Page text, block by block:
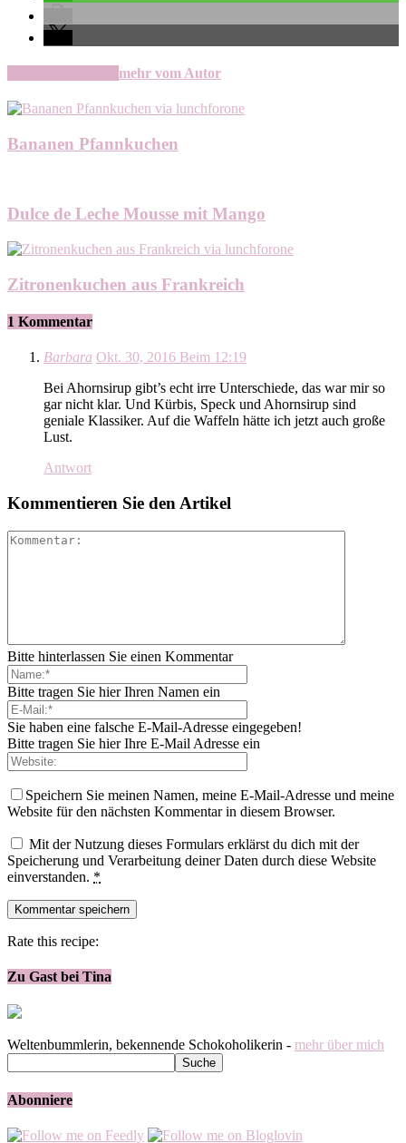
mehr vom Autor
Bananen Pfannkuchen
Dulce de Leche Mousse mit Mango
Zitronenkuchen aus Frankreich
1 Kommentar
Barbara Okt. 30, 2016 Beim 12:19
Bei Ahornsirup gibt’s echt irre Unterschiede, das war mir so
gar nicht klar. Und Kürbis, Speck und Ahornsirup sind
geniale Klassiker. Auf die Waffeln hätte ich jetzt auch große
Lust.
Antwort
Kommentieren Sie den Artikel
Bitte hinterlassen Sie einen Kommentar
Bitte tragen Sie hier Ihren Namen ein
Sie haben eine falsche E-Mail-Adresse eingegeben!
Bitte tragen Sie hier Ihre E-Mail Adresse ein
Speichern Sie meinen Namen, meine E-Mail-Adresse und meine
Website für den nächsten Kommentar in diesem Browser.
Mit der Nutzung dieses Formulars erklärst du dich mit der
Speicherung und Verarbeitung deiner Daten durch diese Website
einverstanden. *
Rate this recipe:
Zu Gast bei Tina
Weltenbummlerin, bekennende Schokoholikerin - mehr über mich
Abonniere